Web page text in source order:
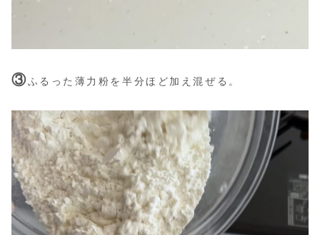
③ふるった薄力粉を半分ほど加え混ぜる。